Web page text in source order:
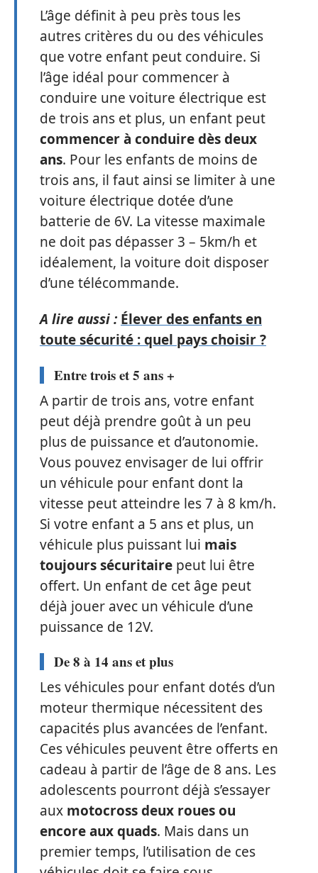
L’âge définit à peu près tous les
autres critères du ou des véhicules
que votre enfant peut conduire. Si
l’âge idéal pour commencer à
conduire une voiture électrique est
de trois ans et plus, un enfant peut
commencer à conduire dès deux
ans. Pour les enfants de moins de
trois ans, il faut ainsi se limiter à une
voiture électrique dotée d’une
batterie de 6V. La vitesse maximale
ne doit pas dépasser 3 – 5km/h et
idéalement, la voiture doit disposer
d’une télécommande.
A lire aussi : Élever des enfants en
toute sécurité : quel pays choisir ?
Entre trois et 5 ans +
A partir de trois ans, votre enfant
peut déjà prendre goût à un peu
plus de puissance et d’autonomie.
Vous pouvez envisager de lui offrir
un véhicule pour enfant dont la
vitesse peut atteindre les 7 à 8 km/h.
Si votre enfant a 5 ans et plus, un
véhicule plus puissant lui mais
toujours sécuritaire peut lui être
offert. Un enfant de cet âge peut
déjà jouer avec un véhicule d’une
puissance de 12V.
De 8 à 14 ans et plus
Les véhicules pour enfant dotés d’un
moteur thermique nécessitent des
capacités plus avancées de l’enfant.
Ces véhicules peuvent être offerts en
cadeau à partir de l’âge de 8 ans. Les
adolescents pourront déjà s’essayer
aux motocross deux roues ou
encore aux quads. Mais dans un
premier temps, l’utilisation de ces